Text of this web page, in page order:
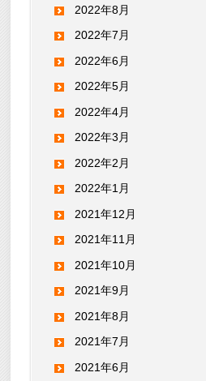
2022年8月
2022年7月
2022年6月
2022年5月
2022年4月
2022年3月
2022年2月
2022年1月
2021年12月
2021年11月
2021年10月
2021年9月
2021年8月
2021年7月
2021年6月